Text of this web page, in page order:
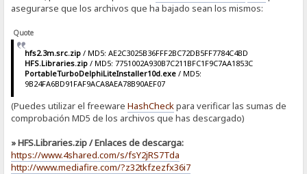
asegurarse que los archivos que ha bajado sean los mismos:
Quote
hfs2.3m.src.zip/ MD5: AE2C3025B36FFF2BC72DB5FF7784C4BD
HFS.Libraries.zip/ MD5: 7751002A930B7C211BFC1F9C7AA1853C
PortableTurboDelphiLiteInstaller10d.exe/ MD5:
9B24FA6BD91FAF9ACA8AEA78B90AEF07
(Puedes utilizar el freewareHashCheckpara verificar las sumas de
comprobación MD5 de los archivos que has descargado)
» HFS.Libraries.zip / Enlaces de descarga:
https://www.4shared.com/s/fsY2jRS7Tda
http://www.mediafire.com/?z32tkfzezfx36i7